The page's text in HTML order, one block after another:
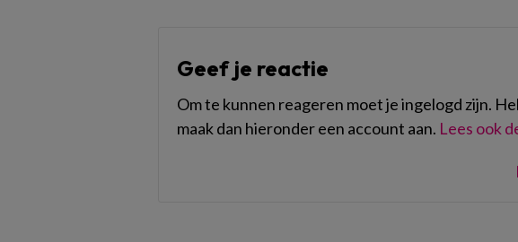
Geef je reactie
Om te kunnen reageren moet je ingelogd zijn.
maak dan hieronder een account aan. Lees ook